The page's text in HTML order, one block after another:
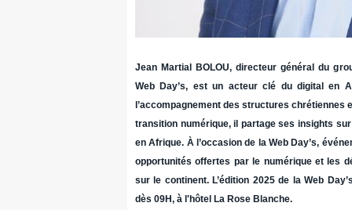
Jean Martial BOLOU, directeur général du
Web Day’s, est un acteur clé du digital en
l’accompagnement des structures
transition numérique, il partage ses insights
en Afrique. À l’occasion de la Web Day’s,
opportunités offertes par le numérique et les
sur le continent. L’édition 2025 de la Web
dès 09H, à l'hôtel La Rose Blanche.